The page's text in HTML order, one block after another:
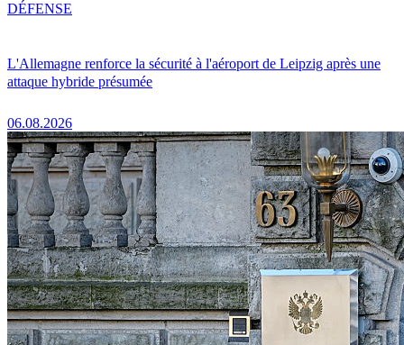
L'Allemagne renforce la sécurité à l'aéroport de Leipzig après une
attaque hybride présumée
06.08.2026
DÉFENSE